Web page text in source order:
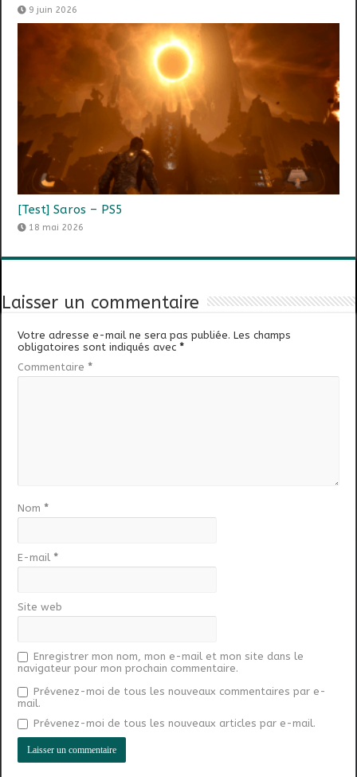
9 juin 2026
[Test] Saros – PS5
18 mai 2026
Laisser un commentaire
Votre adresse e-mail ne sera pas publiée. Les champs
obligatoires sont indiqués avec*
Commentaire *
Nom *
E-mail *
Site web
Enregistrer mon nom, mon e-mail et mon site dans le
navigateur pour mon prochain commentaire.
Prévenez-moi de tous les nouveaux commentaires par e-
mail.
Prévenez-moi de tous les nouveaux articles par e-mail.